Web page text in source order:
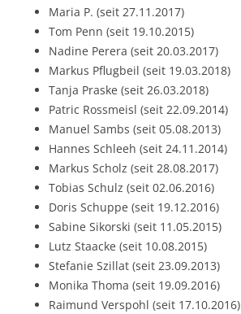
Maria P. (seit 27.11.2017)
Tom Penn (seit 19.10.2015)
Nadine Perera (seit 20.03.2017)
Markus Pflugbeil (seit 19.03.2018)
Tanja Praske (seit 26.03.2018)
Patric Rossmeisl (seit 22.09.2014)
Manuel Sambs (seit 05.08.2013)
Hannes Schleeh (seit 24.11.2014)
Markus Scholz (seit 28.08.2017)
Tobias Schulz (seit 02.06.2016)
Doris Schuppe (seit 19.12.2016)
Sabine Sikorski (seit 11.05.2015)
Lutz Staacke (seit 10.08.2015)
Stefanie Szillat (seit 23.09.2013)
Monika Thoma (seit 19.09.2016)
Raimund Verspohl (seit 17.10.2016)